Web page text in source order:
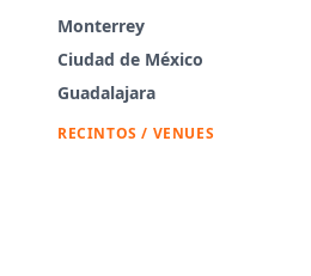
Monterrey
Ciudad de México
Guadalajara
RECINTOS / VENUES